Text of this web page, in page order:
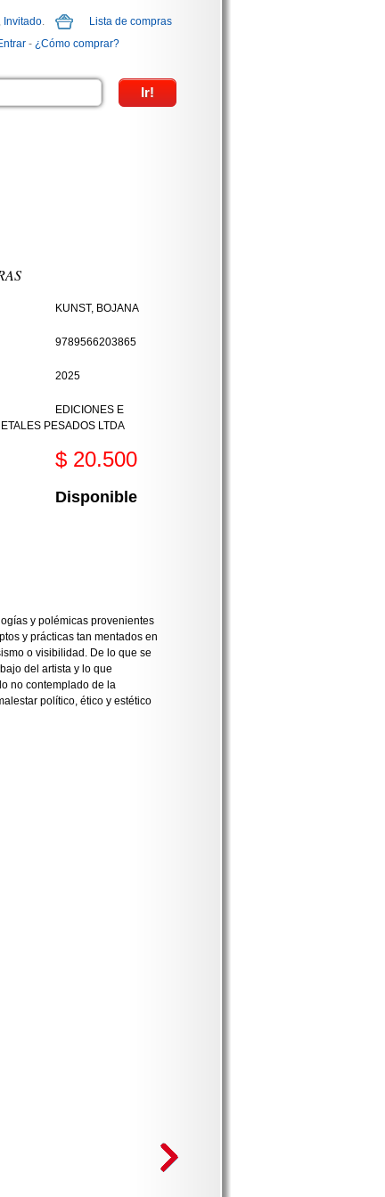
Invitado.
Lista de compras
- ¿Cómo comprar?
KUNST, BOJANA
9789566203865
2025
EDICIONES E
PESADOS LTDA
$ 20.500
Disponible
y polémicas provenientes
y prácticas tan mentados en
o visibilidad. De lo que se
del artista y lo que
no contemplado de la
político, ético y estético